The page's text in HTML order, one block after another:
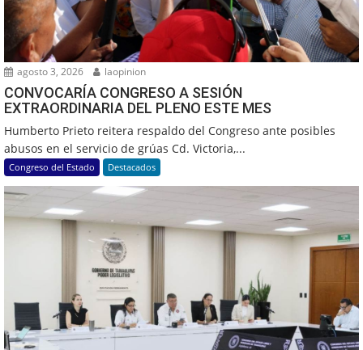
agosto 3, 2026 laopinion
CONVOCARÍA CONGRESO A SESIÓN
EXTRAORDINARIA DEL PLENO ESTE MES
Humberto Prieto reitera respaldo del Congreso ante posibles
abusos en el servicio de grúas Cd. Victoria,...
Congreso del Estado Destacados